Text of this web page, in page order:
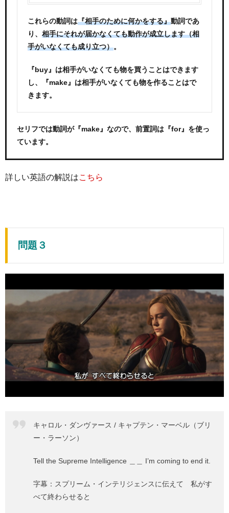
これらの動詞は『相手のために何かをする』動詞であ
り、 相手にそれが届かなくても動作が成立します（相
手がいなくても成り立つ）。
『buy』は相手がいなくても物を買うことはできます
し、『make』は相手がいなくても物を作ることはで
きます。
セリフでは動詞が『make』なので、前置詞は『for』を使っ
ています。
詳しい英語の解説はこちら
問題３
キャロル・ダンヴァース / キャプテン・マーベル（ブリ
ー・ラーソン）
Tell the Supreme Intelligence ＿＿ I’m coming to end it.
字幕：スプリーム・インテリジェンスに伝えて 私がす
べて終わらせると